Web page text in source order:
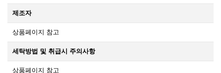
제조자
상품페이지 참고
세탁방법 및 취급시 주의사항
상품페이지 참고